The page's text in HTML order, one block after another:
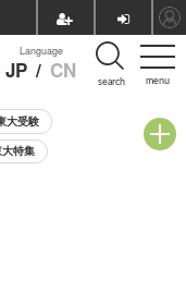
menu
Language
JP / CN search
大受験
特集